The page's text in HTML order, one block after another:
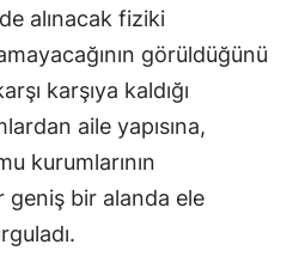
alınacak fiziki
görüldüğünü
karşıya kaldığı
aile yapısına,
kurumlarının
geniş bir alanda ele